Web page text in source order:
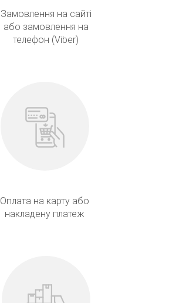
Замовлення на сайті
або замовлення на
телефон (Viber)
Оплата на карту або
накладену платеж